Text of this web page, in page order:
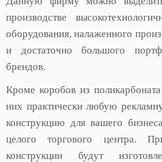
производстве
оборудования, налаженного
и достаточно большого
брендов.
Кроме коробов из
них практически любую
конструкцию для вашего
целого торгового центра.
конструкции будут